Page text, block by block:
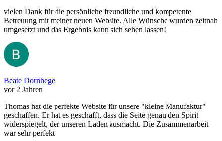
vielen Dank für die persönliche freundliche und kompetente
Betreuung mit meiner neuen Website. Alle Wünsche wurden zeitnah
umgesetzt und das Ergebnis kann sich sehen lassen!
Beate Dornhege
vor 2 Jahren
Thomas hat die perfekte Website für unsere "kleine Manufaktur"
geschaffen. Er hat es geschafft, dass die Seite genau den Spirit
widerspiegelt, der unseren Laden ausmacht. Die Zusammenarbeit
war sehr perfekt